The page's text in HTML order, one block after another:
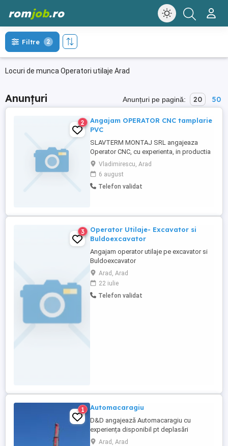
romjob.ro
Locuri de munca Operatori utilaje Arad
Filtre 2
Anunțuri Anunțuri pe pagină: 20 50
2
Angajam OPERATOR CNC tamplarie
PVC
SLAVTERM MONTAJ SRL angajeaza
Operator CNC, cu experienta, in productia
de tamplarie PVC. Daca esti o persoana
responsabila, atenta la detalii si iti doresti
un loc de munca stabil, asteptam
candidatura ta.
Vladimirescu, Arad
6 august
Telefon validat
3
Operator Utilaje- Excavator si
Buldoexcavator
Angajam operator utilaje pe excavator si
Buldoexcavator
Arad, Arad
22 iulie
Telefon validat
1 Automacaragiu
D&D angajează Automacaragiu cu
experiența disponibil pt deplasări
Arad, Arad